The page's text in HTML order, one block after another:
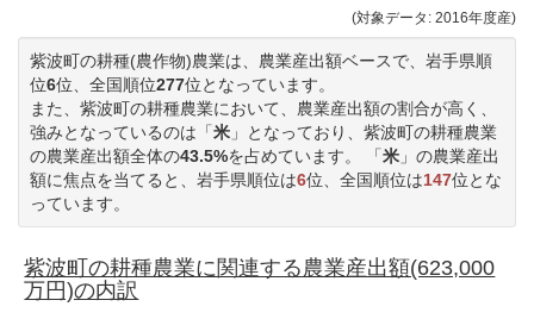
(対象データ: 2016年度産)
紫波町の耕種(農作物)農業は、農業産出額ベースで、岩手県順
位6位、全国順位277位となっています。
また、紫波町の耕種農業において、農業産出額の割合が高く、
強みとなっているのは「米 」となっており、紫波町の耕種農業
の農業産出額全体の43.5%を占めています。 「米 」の農業産出
額に焦点を当てると、岩手県順位は6位、全国順位は147位とな
っています。
紫波町の耕種農業に関連する農業産出額(623,000
万円)の内訳